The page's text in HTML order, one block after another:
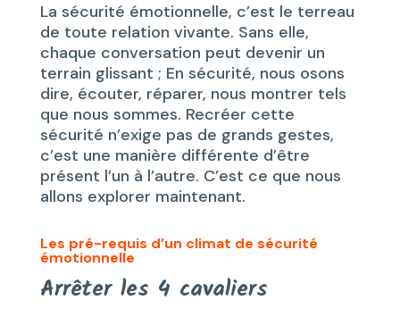
La sécurité émotionnelle, c’est le terreau
de toute relation vivante. Sans elle,
chaque conversation peut devenir un
terrain glissant ; En sécurité, nous osons
dire, écouter, réparer, nous montrer tels
que nous sommes. Recréer cette
sécurité n’exige pas de grands gestes,
c’est une manière différente d’être
présent l’un à l’autre. C’est ce que nous
allons explorer maintenant.
Les pré-requis d’un climat de sécurité
émotionnelle
Arrêter les 4 cavaliers